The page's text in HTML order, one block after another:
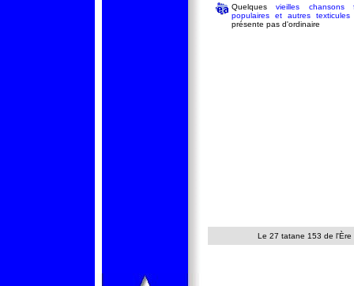
Quelques vieilles chansons
populaires et autres texticules
présente pas d'ordinaire
Le 27 tatane 153 de l'Ère